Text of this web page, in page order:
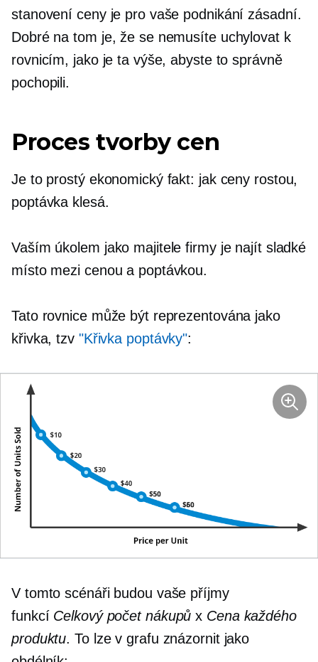
stanovení ceny je pro vaše podnikání zásadní.
Dobré na tom je, že se nemusíte uchylovat k
rovnicím, jako je ta výše, abyste to správně
pochopili.
Proces tvorby cen
Je to prostý ekonomický fakt: jak ceny rostou,
poptávka klesá.
Vaším úkolem jako majitele firmy je najít sladké
místo mezi cenou a poptávkou.
Tato rovnice může být reprezentována jako
křivka, tzv "Křivka poptávky":
V tomto scénáři budou vaše příjmy
funkcí Celkový počet nákupůx Cena každého
produktu. To lze v grafu znázornit jako